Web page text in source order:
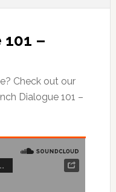
–
Check out our
Dialogue 101 –